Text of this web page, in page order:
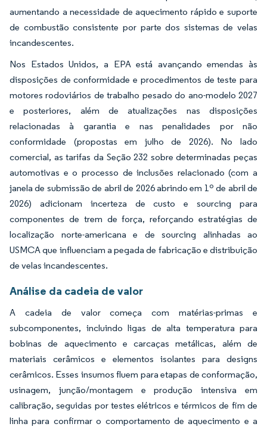
aumentando a necessidade de aquecimento rápido e suporte
de combustão consistente por parte dos sistemas de velas
incandescentes.
Nos Estados Unidos, a EPA está avançando emendas às
disposições de conformidade e procedimentos de teste para
motores rodoviários de trabalho pesado do ano-modelo 2027
e posteriores, além de atualizações nas disposições
relacionadas à garantia e nas penalidades por não
conformidade (propostas em julho de 2026). No lado
comercial, as tarifas da Seção 232 sobre determinadas peças
automotivas e o processo de inclusões relacionado (com a
janela de submissão de abril de 2026 abrindo em 1º de abril de
2026) adicionam incerteza de custo e sourcing para
componentes de trem de força, reforçando estratégias de
localização norte-americana e de sourcing alinhadas ao
USMCA que influenciam a pegada de fabricação e distribuição
de velas incandescentes.
Análise da cadeia de valor
A cadeia de valor começa com matérias-primas e
subcomponentes, incluindo ligas de alta temperatura para
bobinas de aquecimento e carcaças metálicas, além de
materiais cerâmicos e elementos isolantes para designs
cerâmicos. Esses insumos fluem para etapas de conformação,
usinagem, junção/montagem e produção intensiva em
calibração, seguidas por testes elétricos e térmicos de fim de
linha para confirmar o comportamento de aquecimento e a